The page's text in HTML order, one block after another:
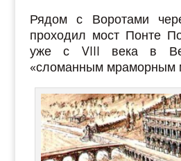
Рядом с Воротами
проходил мост Понте
уже с VIII века в
«сломанным мраморным